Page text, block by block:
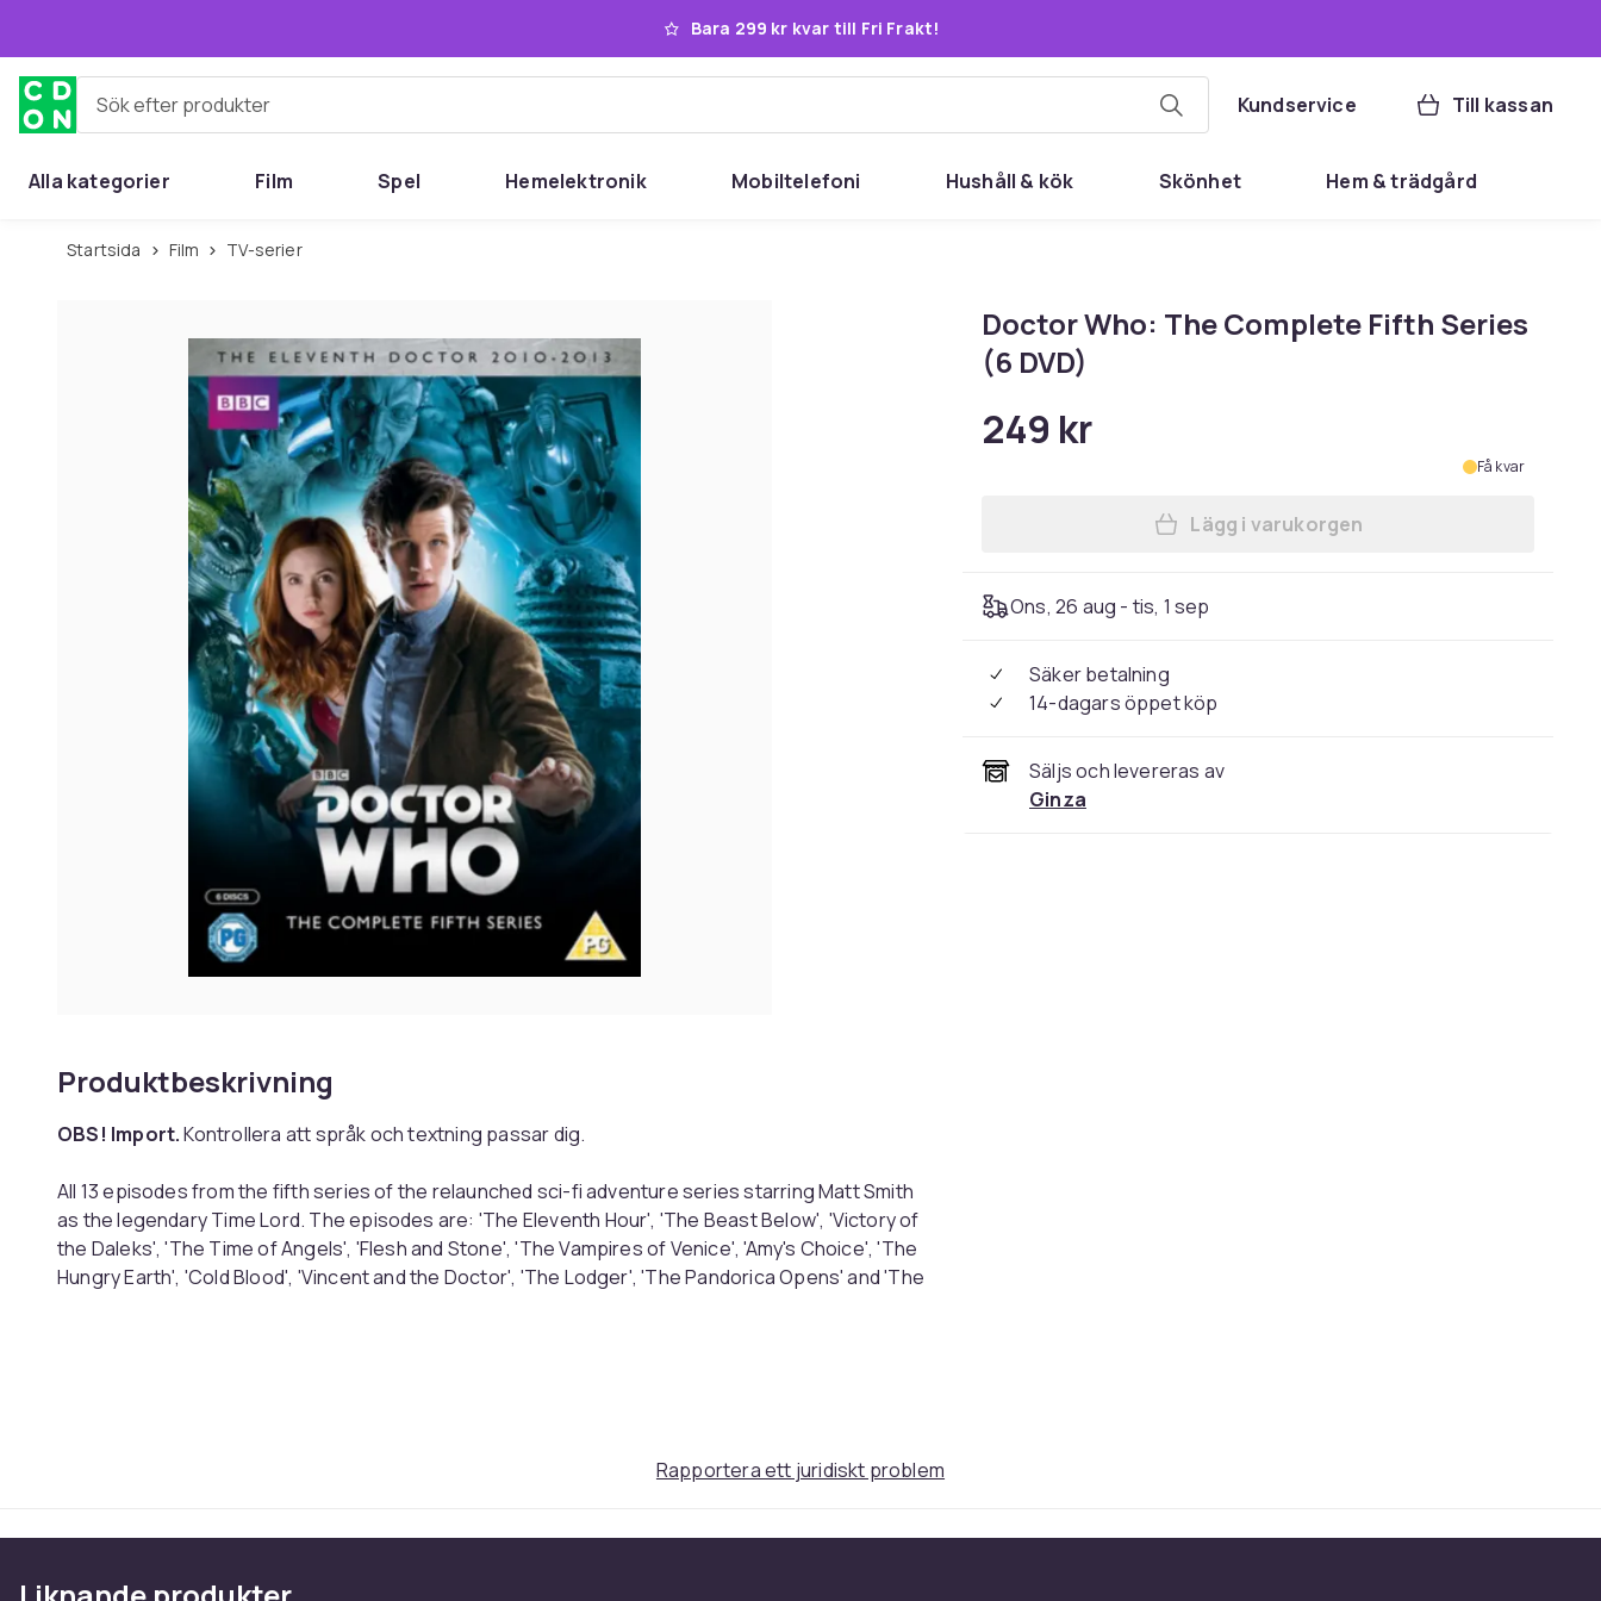
Bara 299 kr kvar till Fri Frakt!
Sök efter produkter Kundservice Till kassan
Alla kategorier Film Spel Hemelektronik Mobiltelefoni Hushåll & kök Skönhet Hem & trädgård
Startsida Film TV-serier
Produktbeskrivning
OBS! Import.Kontrollera att språk och textning passar dig.
All 13 episodes from the fifth series of the relaunched sci-fi adventure series starring Matt Smith
as the legendary Time Lord. The episodes are: 'The Eleventh Hour', 'The Beast Below', 'Victory of
the Daleks', 'The Time of Angels', 'Flesh and Stone', 'The Vampires of Venice', 'Amy's Choice', 'The
Hungry Earth', 'Cold Blood', 'Vincent and the Doctor', 'The Lodger', 'The Pandorica Opens' and 'The
Toby Jones
Arthur Darvill
Doctor Who: The Complete Fifth Series
(6 DVD)
249 kr
Få kvar
Lägg till Doctor Who: The
Lägg i varukorgen
Ons, 26 aug - tis, 1 sep
Säker betalning
14-dagars öppet köp
Säljs och levereras av
Ginza
Rapportera ett juridiskt problem